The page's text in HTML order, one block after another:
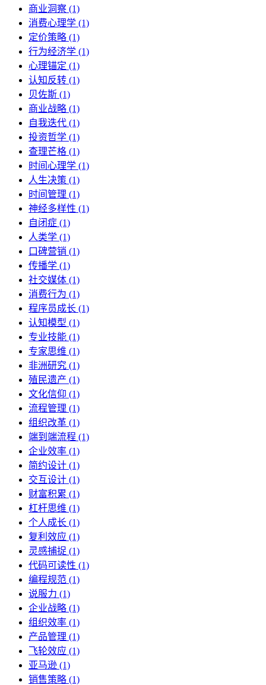
商业洞察 (1)
消费心理学 (1)
定价策略 (1)
行为经济学 (1)
心理锚定 (1)
认知反转 (1)
贝佐斯 (1)
商业战略 (1)
自我迭代 (1)
投资哲学 (1)
查理芒格 (1)
时间心理学 (1)
人生决策 (1)
时间管理 (1)
神经多样性 (1)
自闭症 (1)
人类学 (1)
口碑营销 (1)
传播学 (1)
社交媒体 (1)
消费行为 (1)
程序员成长 (1)
认知模型 (1)
专业技能 (1)
专家思维 (1)
非洲研究 (1)
殖民遗产 (1)
文化信仰 (1)
流程管理 (1)
组织改革 (1)
端到端流程 (1)
企业效率 (1)
简约设计 (1)
交互设计 (1)
财富积累 (1)
杠杆思维 (1)
个人成长 (1)
复利效应 (1)
灵感捕捉 (1)
代码可读性 (1)
编程规范 (1)
说服力 (1)
企业战略 (1)
组织效率 (1)
产品管理 (1)
飞轮效应 (1)
亚马逊 (1)
销售策略 (1)